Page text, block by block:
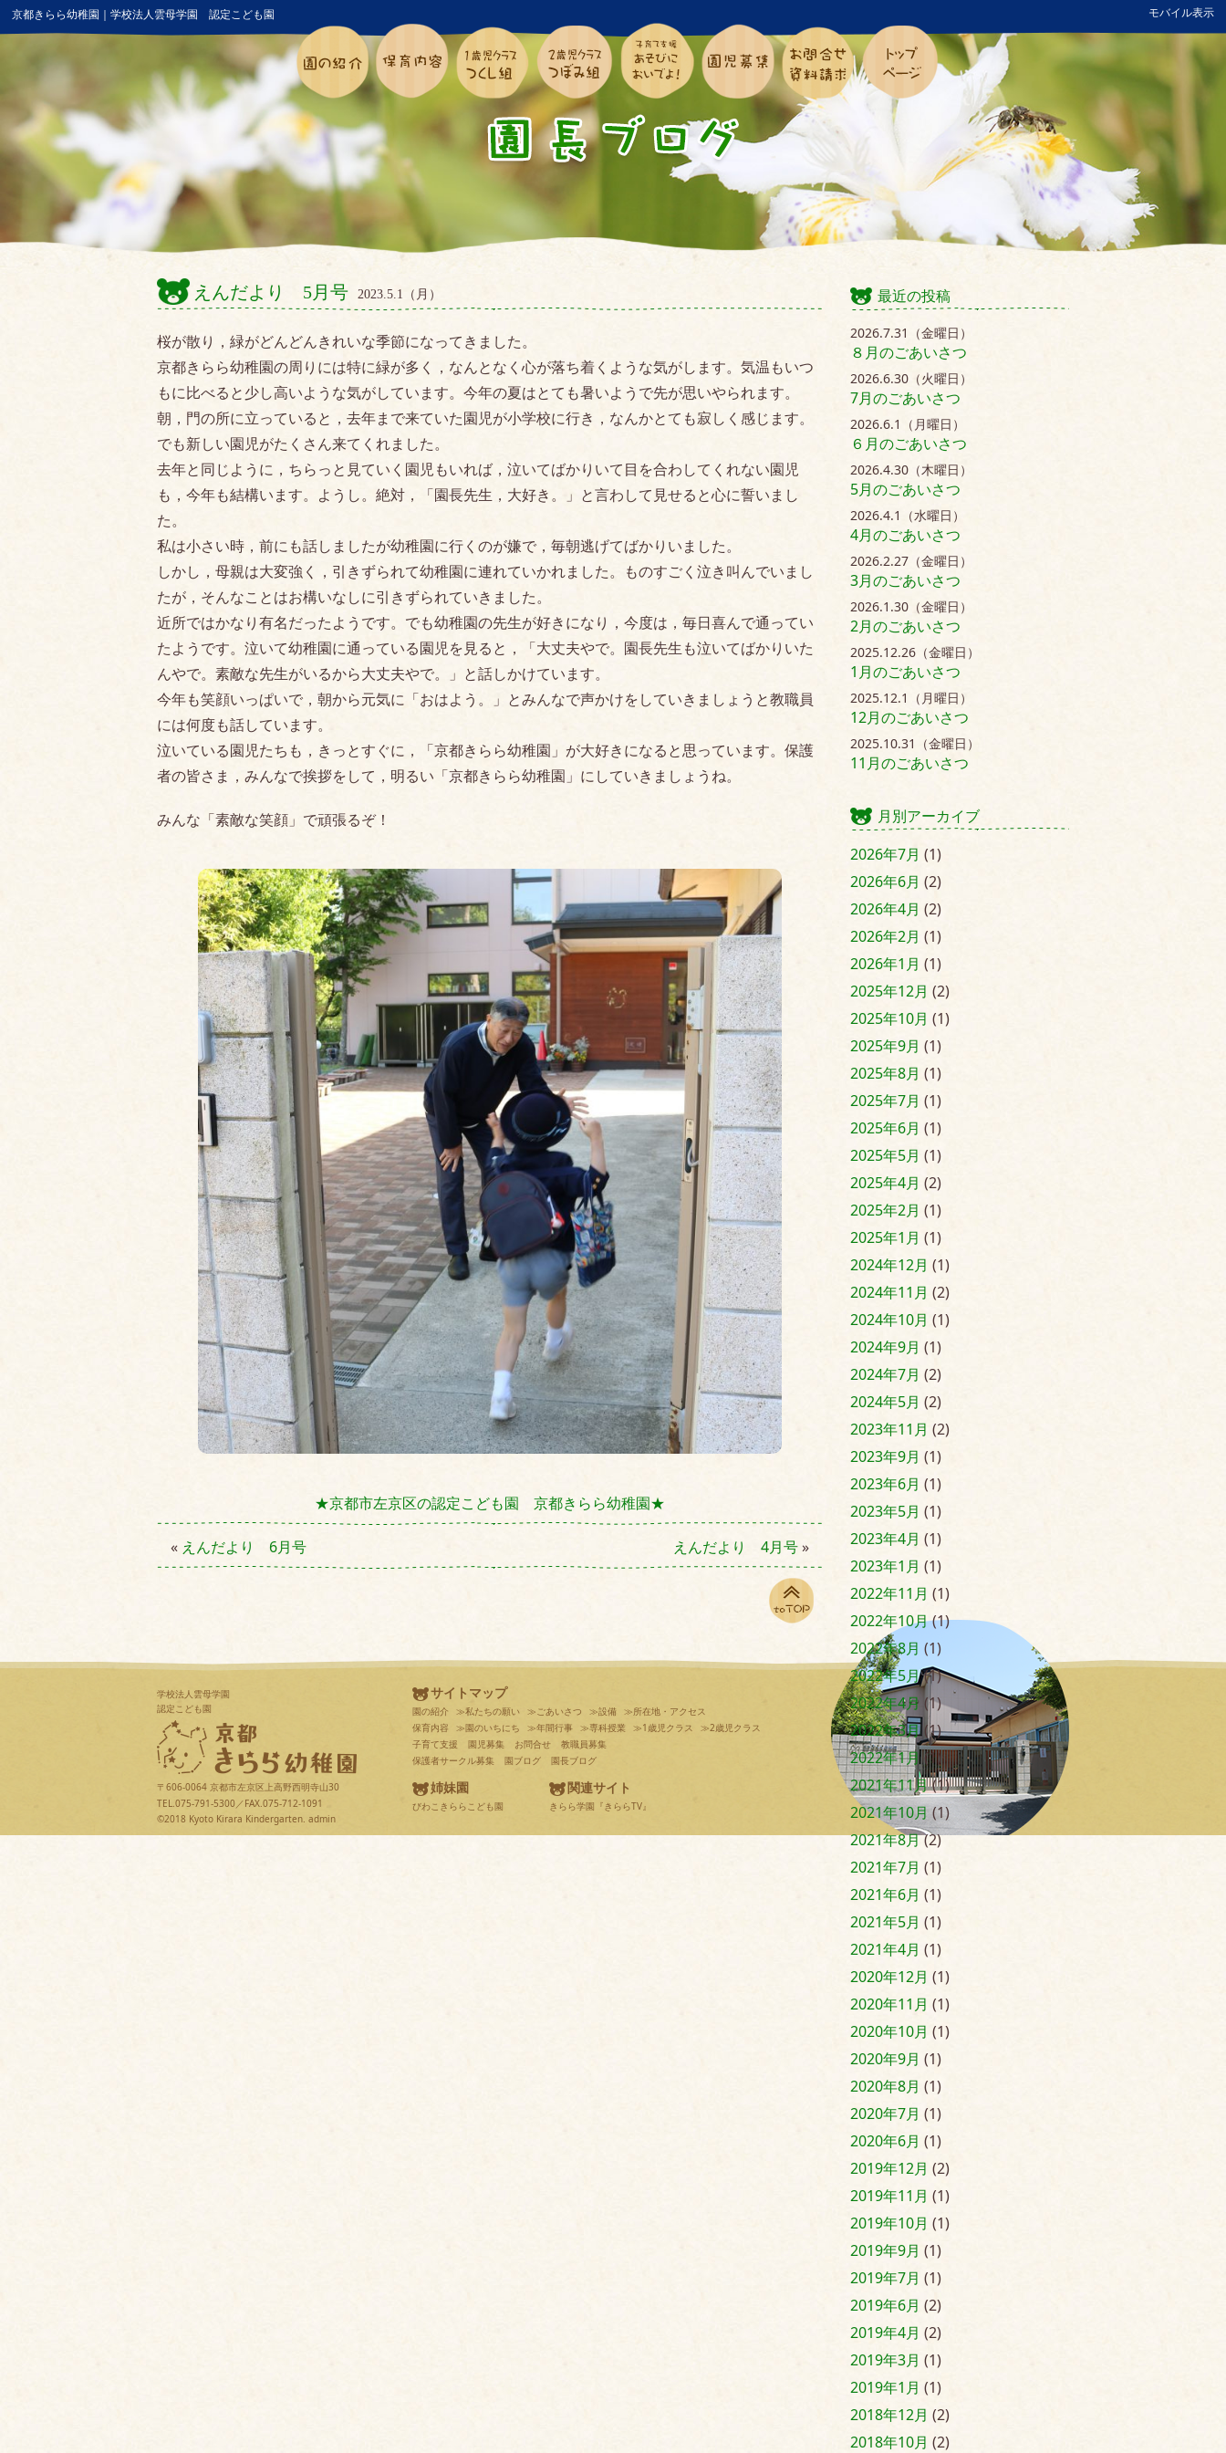
京都きらら幼稚園｜学校法人雲母学園 認定こども園 モバイル表示
えんだより 5月号 2023.5.1（月）
桜が散り，緑がどんどんきれいな季節になってきました。
京都きらら幼稚園の周りには特に緑が多く，なんとなく心が落ち着くような気がします。気温もいつ
もに比べると少し高いような気がしています。今年の夏はとても暑いようで先が思いやられます。
朝，門の所に立っていると，去年まで来ていた園児が小学校に行き，なんかとても寂しく感じます。
でも新しい園児がたくさん来てくれました。
去年と同じように，ちらっと見ていく園児もいれば，泣いてばかりいて目を合わしてくれない園児
も，今年も結構います。ようし。絶対，「園長先生，大好き。」と言わして見せると心に誓いまし
た。
私は小さい時，前にも話しましたが幼稚園に行くのが嫌で，毎朝逃げてばかりいました。
しかし，母親は大変強く，引きずられて幼稚園に連れていかれました。ものすごく泣き叫んでいまし
たが，そんなことはお構いなしに引きずられていきました。
近所ではかなり有名だったようです。でも幼稚園の先生が好きになり，今度は，毎日喜んで通ってい
たようです。泣いて幼稚園に通っている園児を見ると，「大丈夫やで。園長先生も泣いてばかりいた
んやで。素敵な先生がいるから大丈夫やで。」と話しかけています。
今年も笑顔いっぱいで，朝から元気に「おはよう。」とみんなで声かけをしていきましょうと教職員
には何度も話しています。
泣いている園児たちも，きっとすぐに，「京都きらら幼稚園」が大好きになると思っています。保護
者の皆さま，みんなで挨拶をして，明るい「京都きらら幼稚園」にしていきましょうね。
みんな「素敵な笑顔」で頑張るぞ！
★京都市左京区の認定こども園 京都きらら幼稚園★
« えんだより 6月号 えんだより 4月号»
最近の投稿
2026.7.31（金曜日）
８月のごあいさつ
2026.6.30（火曜日）
7月のごあいさつ
2026.6.1（月曜日）
６月のごあいさつ
2026.4.30（木曜日）
5月のごあいさつ
2026.4.1（水曜日）
4月のごあいさつ
2026.2.27（金曜日）
3月のごあいさつ
2026.1.30（金曜日）
2月のごあいさつ
2025.12.26（金曜日）
1月のごあいさつ
2025.12.1（月曜日）
12月のごあいさつ
2025.10.31（金曜日）
11月のごあいさつ
月別アーカイブ
2026年7月 (1)
2026年6月 (2)
2026年4月 (2)
2026年2月 (1)
2026年1月 (1)
2025年12月 (2)
2025年10月 (1)
2025年9月 (1)
2025年8月 (1)
2025年7月 (1)
2025年6月 (1)
2025年5月 (1)
2025年4月 (2)
2025年2月 (1)
2025年1月 (1)
2024年12月 (1)
2024年11月 (2)
2024年10月 (1)
2024年9月 (1)
2024年7月 (2)
2024年5月 (2)
2023年11月 (2)
2023年9月 (1)
2023年6月 (1)
2023年5月 (1)
2023年4月 (1)
2023年1月 (1)
2022年11月 (1)
2022年10月(1)
2022年8月 (1)
2022年5月(1)
2022年4月 (1)
2022年3月(1)
2022年1月(1)
2021年11月(1)
2021年10月 (1)
2021年8月(2)
2021年7月 (1)
2021年6月 (1)
2021年5月 (1)
2021年4月 (1)
2020年12月 (1)
2020年11月 (1)
2020年10月 (1)
2020年9月 (1)
2020年8月 (1)
2020年7月 (1)
2020年6月 (1)
2019年12月 (2)
2019年11月 (1)
2019年10月 (1)
2019年9月 (1)
2019年7月 (1)
2019年6月 (2)
2019年4月 (2)
2019年3月 (1)
2019年1月 (1)
2018年12月 (2)
2018年10月 (2)
学校法人雲母学園
認定こども園
〒606-0064 京都市左京区上高野西明寺山30
TEL.075-791-5300／FAX.075-712-1091
©2018 Kyoto Kirara Kindergarten. admin
サイトマップ
園の紹介 ≫私たちの願い ≫ごあいさつ ≫設備 ≫所在地・アクセス
保育内容
≫園のいちにち ≫年間行事 ≫専科授業 ≫1歳児クラス
≫2歳児クラス
子育て支援
園児募集 お問合せ
教職員募集
保護者サークル募集
園ブログ 園長ブログ
姉妹園
びわこきららこども園
関連サイト
きらら学園『きららTV』